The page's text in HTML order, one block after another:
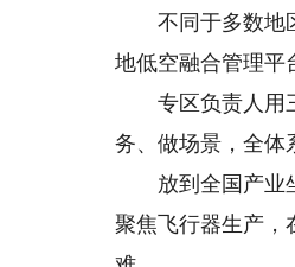
不同于多数地区
地低空融合管理平
专区负责人用三
务、做场景，全体
放到全国产业坐
聚焦飞行器生产，